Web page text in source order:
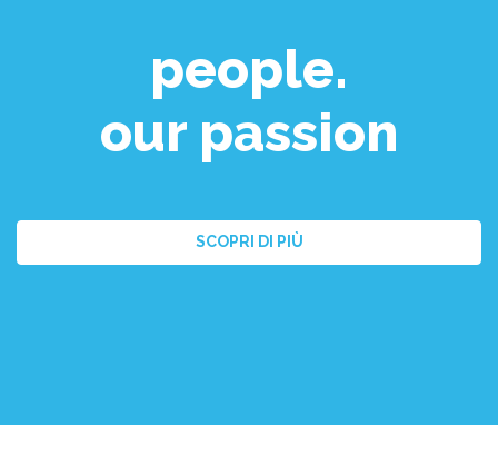
people.
our passion
SCOPRI DI PIÙ